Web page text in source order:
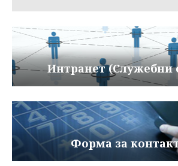
Интранет (Служебни
Форма за